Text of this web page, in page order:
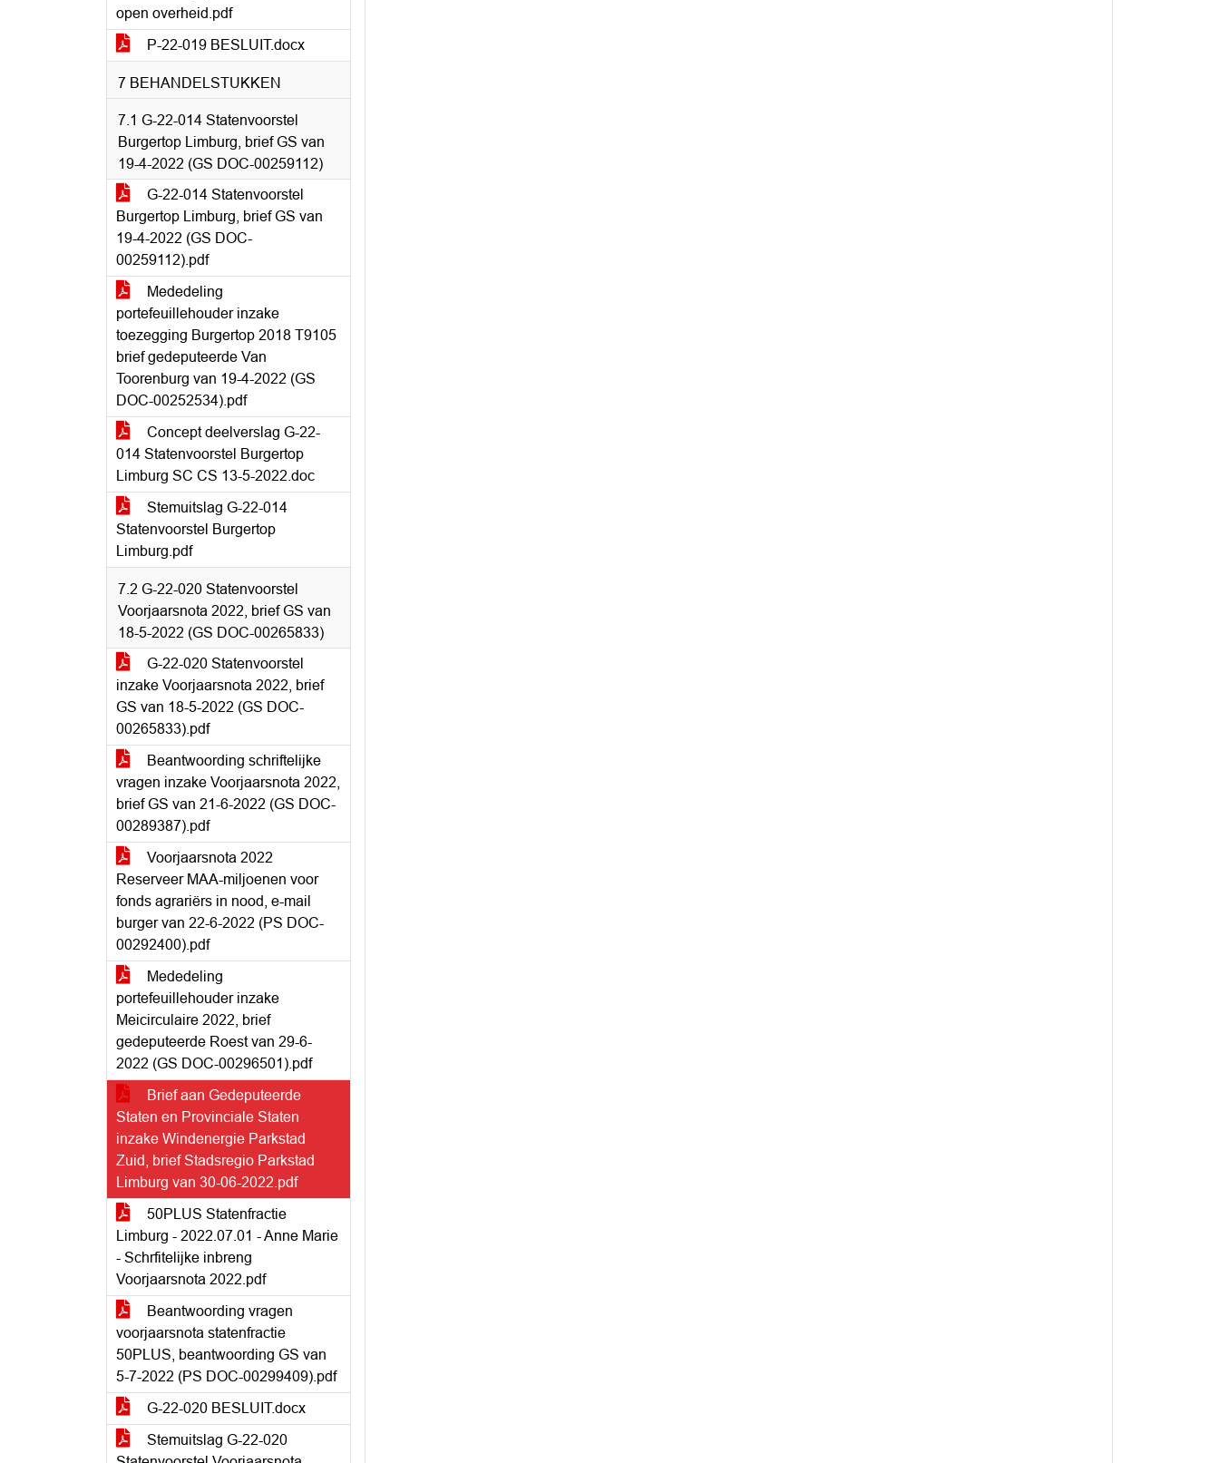
open overheid.pdf
P-22-019 BESLUIT.docx
7 BEHANDELSTUKKEN
7.1 G-22-014 Statenvoorstel
Burgertop Limburg, brief GS van
19-4-2022 (GS DOC-00259112)
G-22-014 Statenvoorstel
Burgertop Limburg, brief GS van
19-4-2022 (GS DOC-
00259112).pdf
Mededeling
portefeuillehouder inzake
toezegging Burgertop 2018 T9105
brief gedeputeerde Van
Toorenburg van 19-4-2022 (GS
DOC-00252534).pdf
Concept deelverslag G-22-
014 Statenvoorstel Burgertop
Limburg SC CS 13-5-2022.doc
Stemuitslag G-22-014
Statenvoorstel Burgertop
Limburg.pdf
7.2 G-22-020 Statenvoorstel
Voorjaarsnota 2022, brief GS van
18-5-2022 (GS DOC-00265833)
G-22-020 Statenvoorstel
inzake Voorjaarsnota 2022, brief
GS van 18-5-2022 (GS DOC-
00265833).pdf
Beantwoording schriftelijke
vragen inzake Voorjaarsnota 2022,
brief GS van 21-6-2022 (GS DOC-
00289387).pdf
Voorjaarsnota 2022
Reserveer MAA-miljoenen voor
fonds agrariërs in nood, e-mail
burger van 22-6-2022 (PS DOC-
00292400).pdf
Mededeling
portefeuillehouder inzake
Meicirculaire 2022, brief
gedeputeerde Roest van 29-6-
2022 (GS DOC-00296501).pdf
Brief aan Gedeputeerde
Staten en Provinciale Staten
inzake Windenergie Parkstad
Zuid, brief Stadsregio Parkstad
Limburg van 30-06-2022.pdf
50PLUS Statenfractie
Limburg - 2022.07.01 - Anne Marie
- Schrfitelijke inbreng
Voorjaarsnota 2022.pdf
Beantwoording vragen
voorjaarsnota statenfractie
50PLUS, beantwoording GS van
5-7-2022 (PS DOC-00299409).pdf
G-22-020 BESLUIT.docx
Stemuitslag G-22-020